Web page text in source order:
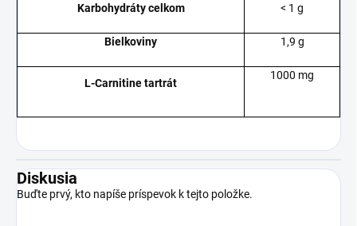
Karbohydráty celkom < 1 g
Bielkoviny 1,9 g
L-Carnitine tartrát
1000 mg
Diskusia
Buďte prvý, kto napíše príspevok k tejto položke.